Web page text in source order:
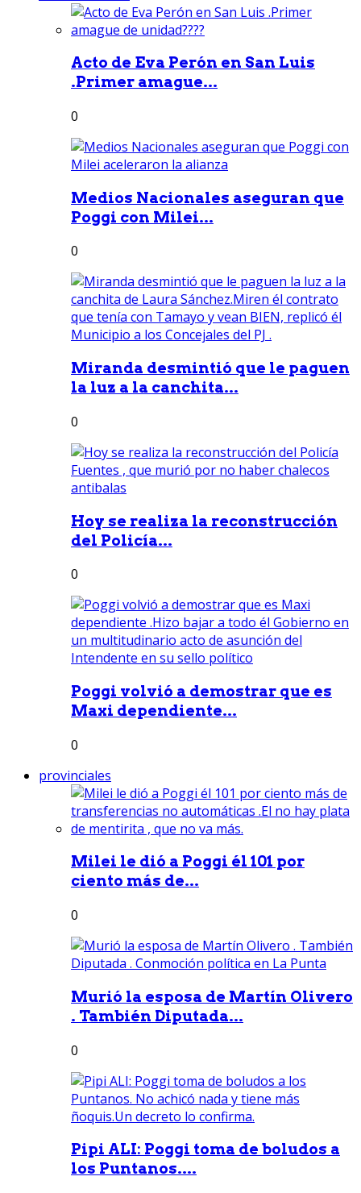
Acto de Eva Perón en San Luis
.Primer amague...
0
Medios Nacionales aseguran que
Poggi con Milei...
0
Miranda desmintió que le paguen
la luz a la canchita...
0
Hoy se realiza la reconstrucción
del Policía...
0
Poggi volvió a demostrar que es
Maxi dependiente...
0
provinciales
Milei le dió a Poggi él 101 por
ciento más de...
0
Murió la esposa de Martín Olivero
. También Diputada...
0
Pipi ALI: Poggi toma de boludos a
los Puntanos....